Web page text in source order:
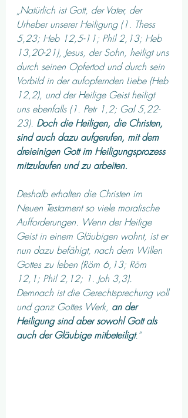
„Natürlich ist Gott, der Vater, der
Urheber unserer Heiligung (1. Thess
5,23; Heb 12,5-11; Phil 2,13; Heb
13,20-21), Jesus, der Sohn, heiligt uns
durch seinen Opfertod und durch sein
Vorbild in der aufopfernden Liebe (Heb
12,2), und der Heilige Geist heiligt
uns ebenfalls (1. Petr 1,2; Gal 5,22-
23). Doch die Heiligen, die Christen,
sind auch dazu aufgerufen, mit dem
dreieinigen Gott im Heiligungsprozess
mitzulaufen und zu arbeiten.
Deshalb erhalten die Christen im
Neuen Testament so viele moralische
Aufforderungen. Wenn der Heilige
Geist in einem Gläubigen wohnt, ist er
nun dazu befähigt, nach dem Willen
Gottes zu leben (Röm 6,13; Röm
12,1; Phil 2,12; 1. Joh 3,3).
Demnach ist die Gerechtsprechung voll
und ganz Gottes Werk, an der
Heiligung sind aber sowohl Gott als
auch der Gläubige mitbeteiligt.“